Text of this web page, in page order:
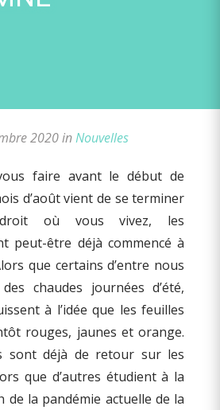
2020 inNouvelles
faire avant le début de
d’août vient de se terminer
où vous vivez, les
peut-être déjà commencé à
que certains d’entre nous
chaudes journées d’été,
à l’idée que les feuilles
rouges, jaunes et orange.
sont déjà de retour sur les
que d’autres étudient à la
de la pandémie actuelle de la